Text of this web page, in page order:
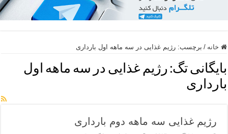
خانه / برچسب:رژیم غذایی در سه ماهه اول بارداری
بایگانی تگ: رژیم غذایی در سه ماهه اول
بارداری
رژیم غذایی سه ماهه دوم بارداری